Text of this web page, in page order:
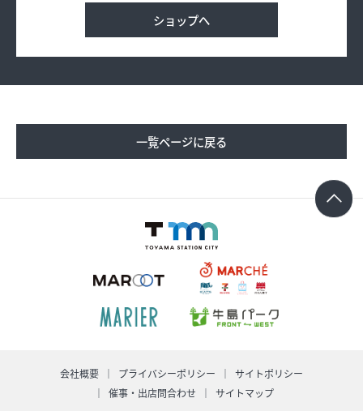
富山のおみやげ
オフィシャルアカウント
ショップ求人情報
ショップへ
一覧ページに戻る
会社概要 プライバシーポリシー
サイトポリシー
催事・出店問合わせ
サイトマップ